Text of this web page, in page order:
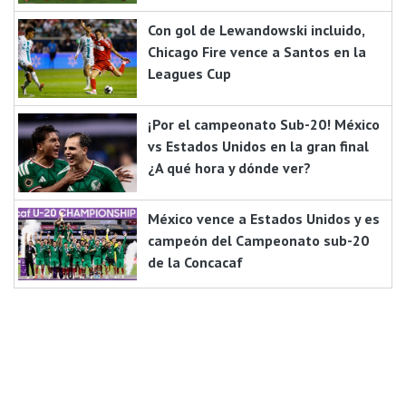
Con gol de Lewandowski incluido,
Chicago Fire vence a Santos en la
Leagues Cup
¡Por el campeonato Sub-20! México
vs Estados Unidos en la gran final
¿A qué hora y dónde ver?
México vence a Estados Unidos y es
campeón del Campeonato sub-20
de la Concacaf